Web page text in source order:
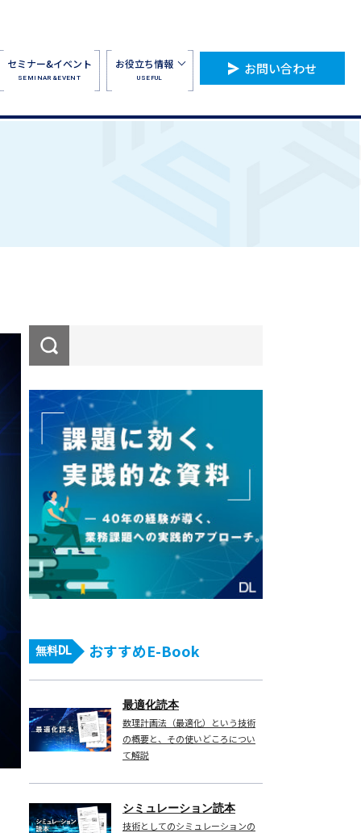
セミナー&イベント
SEMINAR&EVENT
お役立ち情報
USEFUL
お問い合わせ
無料DL おすすめE-Book
最適化読本
数理計画法（最適化）という技術
の概要と、その使いどころについ
て解説
シミュレーション読本
技術としてのシミュレーションの